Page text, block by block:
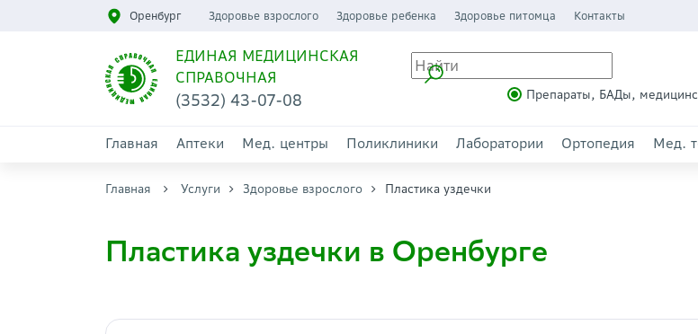
Оренбург Здоровье взрослого Здоровье ребенка Здоровье питомца Контакты
ЕДИНАЯ МЕДИЦИНСКАЯ
СПРАВОЧНАЯ
(3532) 43-07-08 Препараты, БАДы,
Главная Аптеки Мед. центры Поликлиники Лаборатории Ортопедия Мед.
Главная Услуги Здоровье взрослого Пластика уздечки
Пластика уздечки в Оренбурге